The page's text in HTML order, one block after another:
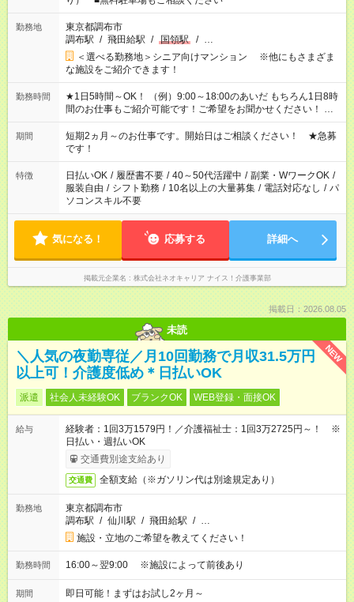
勤務地
東京都調布市
調布駅 / 飛田給駅 / 国領駅 / …
＜選べる勤務地＞シニア向けマンション ※他にもさまざま
な施設をご紹介できます！
勤務時間
★1日5時間～OK！ （例）9:00～18:00のあいだ もちろん1日8時
間のお仕事もご紹介可能です！ご希望をお聞かせください！ ★
家庭の都合でお休みが必要な場合も遠慮なくご相談ください。
※週最低15時間以上の勤務が必要です
期間
短期2ヵ月～のお仕事です。開始日はご相談ください！ ★急募
です！
特徴 日払いOK / 履歴書不要 / 40～50代活躍中 / 副業・WワークOK /
服装自由 / シフト勤務 / 10名以上の大量募集 / 電話対応なし / パ
ソコンスキル不要
気になる！ 応募する 詳細へ
掲載元企業名 株式会社ネオキャリア ナイス！介護事業部
掲載日：2026.08.05
未読
NEW
＼人気の夜勤専従／月10回勤務で月収31.5万円
以上可！介護度低め＊日払いOK
派遣 社会人未経験OK ブランクOK WEB登録・面接OK
給与
経験者：1回3万1579円！／介護福祉士：1回3万2725円～！ ※
日払い・週払いOK
交通費別途支給あり
交通費 全額支給（※ガソリン代は別途規定あり）
勤務地
東京都調布市
調布駅 / 仙川駅 / 飛田給駅 / …
施設・立地のご希望を教えてください！
勤務時間 16:00～翌9:00 ※施設によって前後あり
期間 即日可能！まずはお試し2ヶ月～